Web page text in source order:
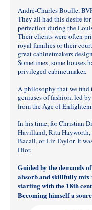
André-Charles Boulle,
They all had this desire
perfection during the
Their clients were often
royal families or their
great cabinetmakers
Sometimes, some houses
privileged cabinetmaker.
A philosophy that we find
geniuses of fashion, led
from the Age of
In his time, for Christian
Havilland, Rita Hayworth,
Bacall, or Liz Taylor. It
Dior.
Guided by the demands
absorb and skillfully mix
starting with the 18th
Becoming himself a